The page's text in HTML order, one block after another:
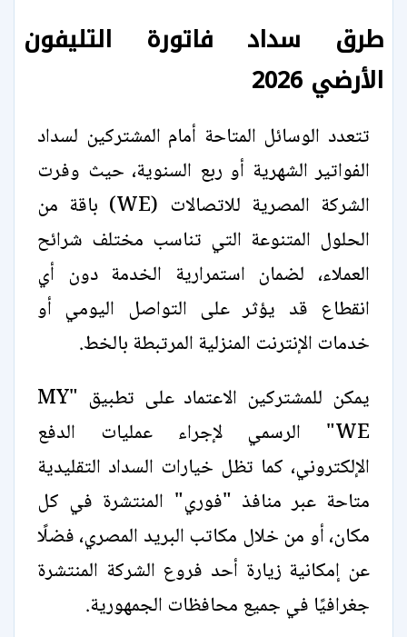
طرق سداد فاتورة التليفون
الأرضي 2026
تتعدد الوسائل المتاحة أمام المشتركين لسداد
الفواتير الشهرية أو ربع السنوية، حيث وفرت
الشركة المصرية للاتصالات (WE) باقة من
الحلول المتنوعة التي تناسب مختلف شرائح
العملاء، لضمان استمرارية الخدمة دون أي
انقطاع قد يؤثر على التواصل اليومي أو
خدمات الإنترنت المنزلية المرتبطة بالخط.
يمكن للمشتركين الاعتماد على تطبيق "MY
WE" الرسمي لإجراء عمليات الدفع
الإلكتروني، كما تظل خيارات السداد التقليدية
متاحة عبر منافذ "فوري" المنتشرة في كل
مكان، أو من خلال مكاتب البريد المصري، فضلًا
عن إمكانية زيارة أحد فروع الشركة المنتشرة
جغرافيًا في جميع محافظات الجمهورية.